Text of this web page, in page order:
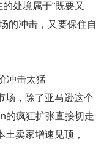
处境属于“既要又
的冲击，又要保住自
冲击太猛
，除了亚马逊这个
的疯狂扩张直接切走
土卖家增速见顶，